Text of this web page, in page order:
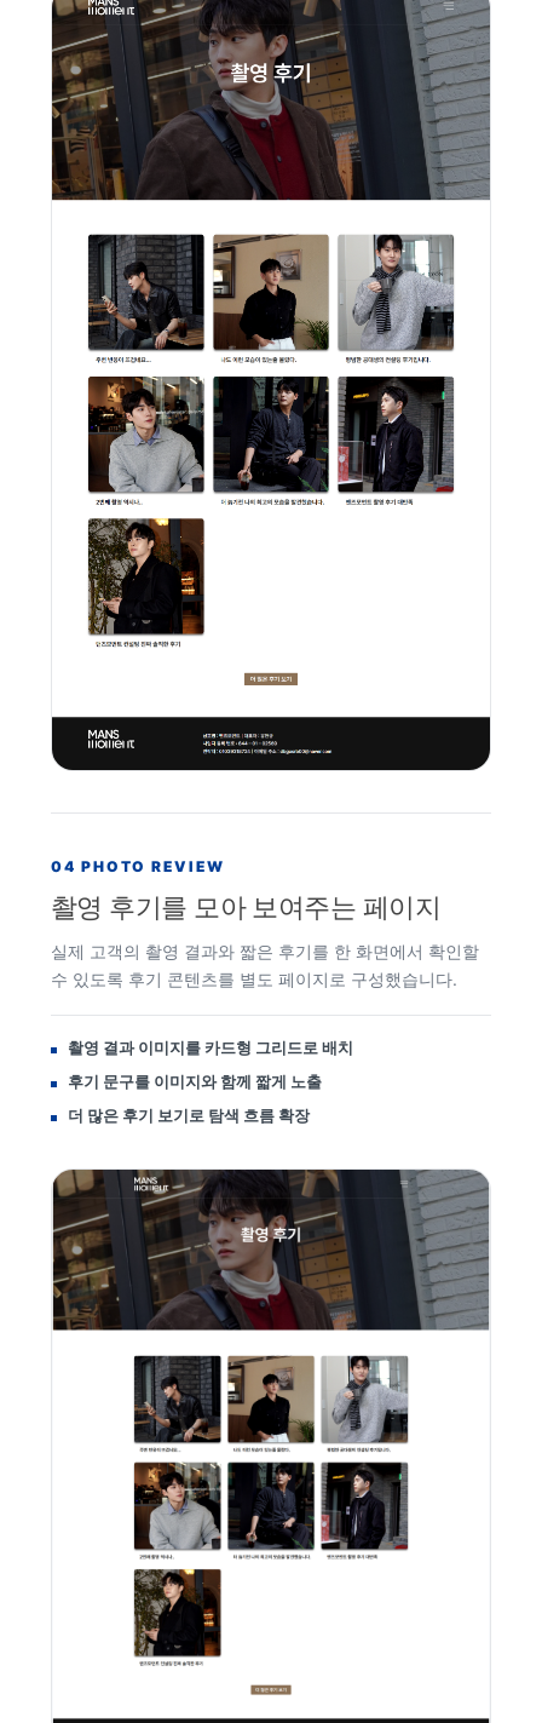
04 PHOTO REVIEW
촬영 후기를 모아 보여주는 페이지
실제 고객의 촬영 결과와 짧은 후기를 한 화면에서 확인할
수 있도록 후기 콘텐츠를 별도 페이지로 구성했습니다.
촬영 결과 이미지를 카드형 그리드로 배치
후기 문구를 이미지와 함께 짧게 노출
더 많은 후기 보기로 탐색 흐름 확장